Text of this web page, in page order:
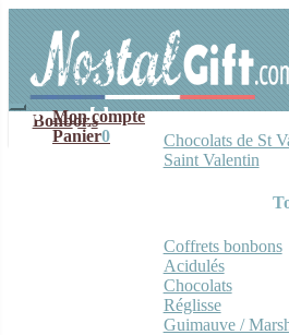
navigation
contenu
Mon compte
Panier0
Bonbons
Chocolats de St
Saint Valentin
Coffrets bonbons
Acidulés
Chocolats
Réglisse
Guimauve /